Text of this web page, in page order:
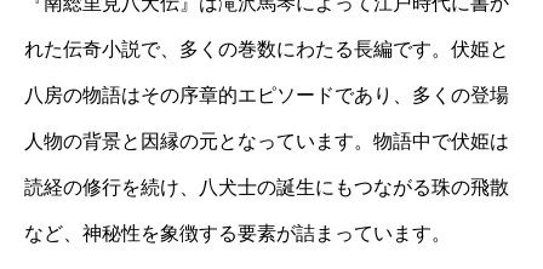
れた伝奇小説で、多くの巻数にわたる長編です。伏姫と
八房の物語はその序章的エピソードであり、多くの登場
人物の背景と因縁の元となっています。物語中で伏姫は
読経の修行を続け、八犬士の誕生にもつながる珠の飛散
など、神秘性を象徴する要素が詰まっています。